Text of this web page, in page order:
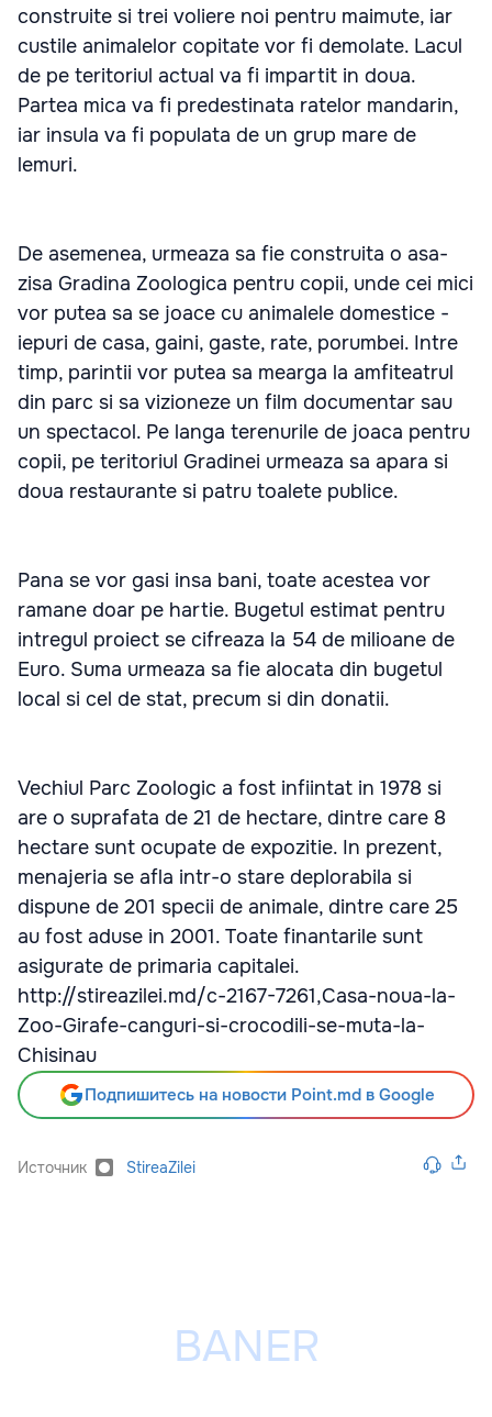
construite si trei voliere noi pentru maimute, iar
custile animalelor copitate vor fi demolate. Lacul
de pe teritoriul actual va fi impartit in doua.
Partea mica va fi predestinata ratelor mandarin,
iar insula va fi populata de un grup mare de
lemuri.
De asemenea, urmeaza sa fie construita o asa-
zisa Gradina Zoologica pentru copii, unde cei mici
vor putea sa se joace cu animalele domestice -
iepuri de casa, gaini, gaste, rate, porumbei. Intre
timp, parintii vor putea sa mearga la amfiteatrul
din parc si sa vizioneze un film documentar sau
un spectacol. Pe langa terenurile de joaca pentru
copii, pe teritoriul Gradinei urmeaza sa apara si
doua restaurante si patru toalete publice.
Pana se vor gasi insa bani, toate acestea vor
ramane doar pe hartie. Bugetul estimat pentru
intregul proiect se cifreaza la 54 de milioane de
Euro. Suma urmeaza sa fie alocata din bugetul
local si cel de stat, precum si din donatii.
Vechiul Parc Zoologic a fost infiintat in 1978 si
are o suprafata de 21 de hectare, dintre care 8
hectare sunt ocupate de expozitie. In prezent,
menajeria se afla intr-o stare deplorabila si
dispune de 201 specii de animale, dintre care 25
au fost aduse in 2001. Toate finantarile sunt
asigurate de primaria capitalei.
http://stireazilei.md/c-2167-7261,Casa-noua-la-
Zoo-Girafe-canguri-si-crocodili-se-muta-la-
Chisinau
Подпишитесь на новости Point.md в Google
Источник StireaZilei